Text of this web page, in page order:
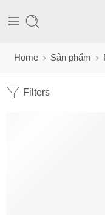
Home Sản phẩm
Filters